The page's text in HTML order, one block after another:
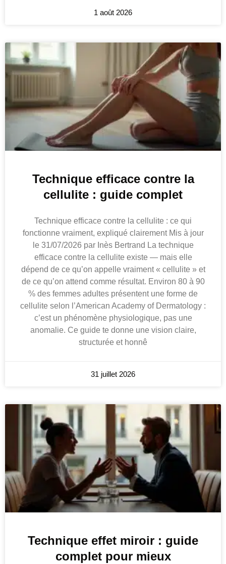
1 août 2026
Technique efficace contre la
cellulite : guide complet
Technique efficace contre la cellulite : ce qui
fonctionne vraiment, expliqué clairement Mis à jour
le 31/07/2026 par Inès Bertrand La technique
efficace contre la cellulite existe — mais elle
dépend de ce qu’on appelle vraiment « cellulite » et
de ce qu’on attend comme résultat. Environ 80 à 90
% des femmes adultes présentent une forme de
cellulite selon l’American Academy of Dermatology :
c’est un phénomène physiologique, pas une
anomalie. Ce guide te donne une vision claire,
structurée et honnê
31 juillet 2026
Technique effet miroir : guide
complet pour mieux